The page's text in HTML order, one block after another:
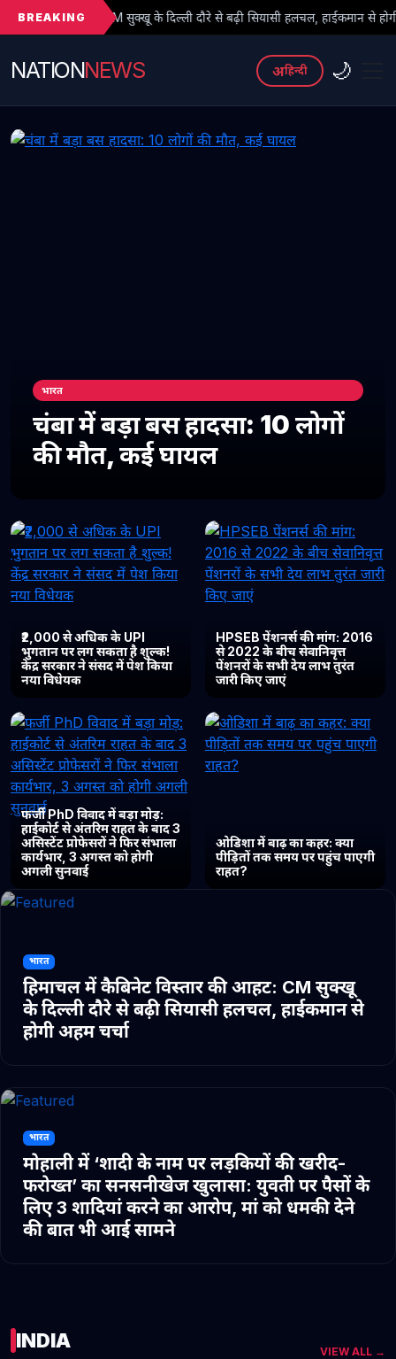
BREAKING
के दिल्ली दौरे से बढ़ी सियासी हलचल, हाईकमान से होगी अहम चर्चा
NATIONNEWS अहिन्दी 🌙
भारत
चंबा में बड़ा बस हादसा: 10 लोगों
की मौत, कई घायल
₹2,000 से अधिक के UPI
भुगतान पर लग सकता है शुल्क!
केंद्र सरकार ने संसद में पेश किया
नया विधेयक
HPSEB पेंशनर्स की मांग: 2016
से 2022 के बीच सेवानिवृत्त
पेंशनरों के सभी देय लाभ तुरंत
जारी किए जाएं
फर्जी PhD विवाद में बड़ा मोड़:
हाईकोर्ट से अंतरिम राहत के बाद 3
असिस्टेंट प्रोफेसरों ने फिर संभाला
कार्यभार, 3 अगस्त को होगी
अगली सुनवाई
ओडिशा में बाढ़ का कहर: क्या
पीड़ितों तक समय पर पहुंच पाएगी
राहत?
भारत
हिमाचल में कैबिनेट विस्तार की आहट: CM सुक्खू
के दिल्ली दौरे से बढ़ी सियासी हलचल, हाईकमान से
होगी अहम चर्चा
भारत
मोहाली में ‘शादी के नाम पर लड़कियों की खरीद-
फरोख्त’ का सनसनीखेज खुलासा: युवती पर पैसों के
लिए 3 शादियां करने का आरोप, मां को धमकी देने
की बात भी आई सामने
INDIA VIEW ALL →